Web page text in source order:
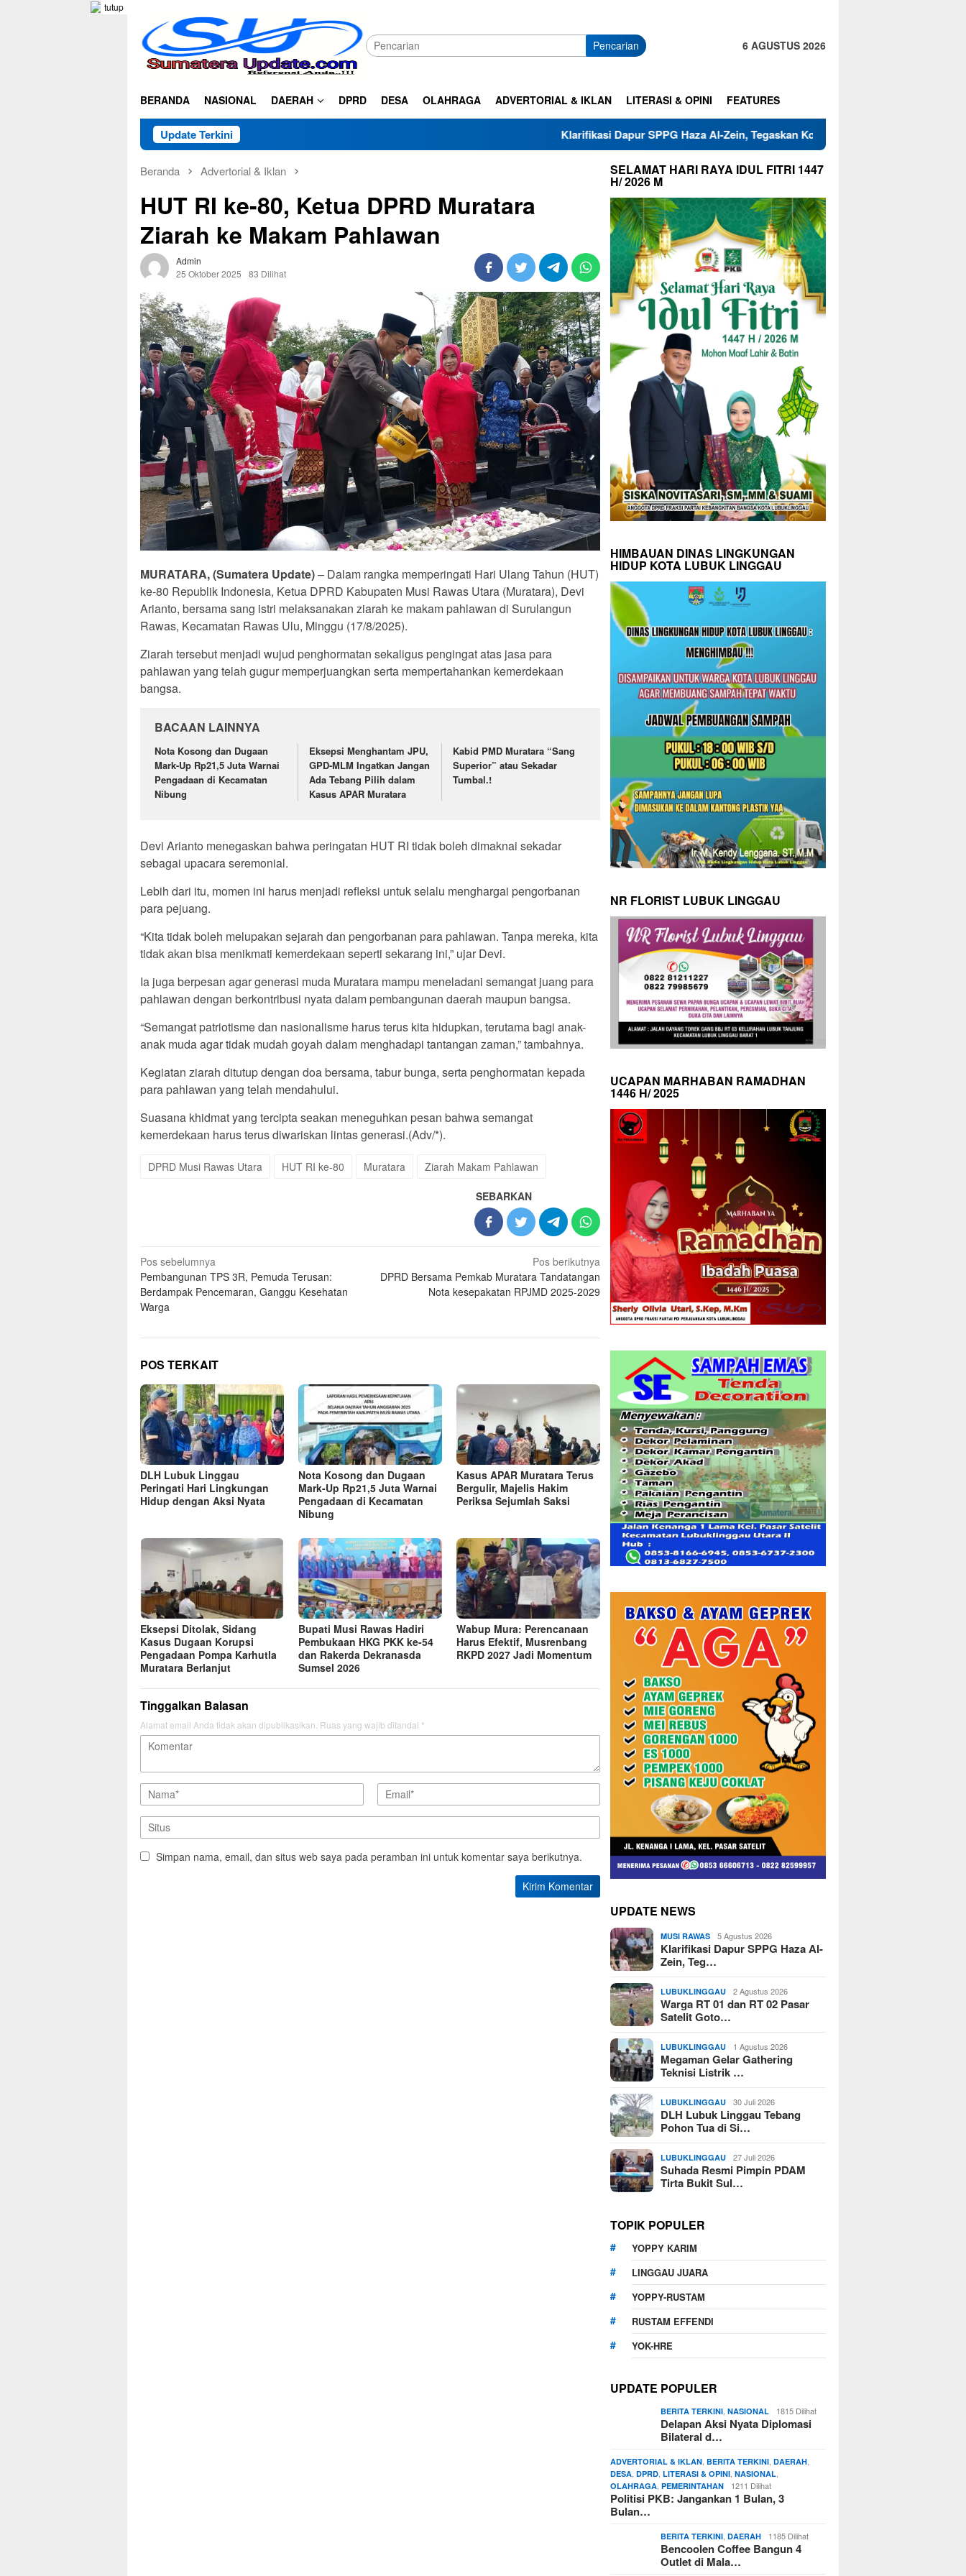
konten
tutup
Pencarian 6 AGUSTUS 2026
BERANDA NASIONAL DAERAH DPRD DESA OLAHRAGA ADVERTORIAL & IKLAN LITERASI & OPINI FEATURES
Update Terkini Klarifikasi Dapur SPPG Haza Al-Zein, Tegaskan Komitmen Jaga Mutu Makanan
Beranda Advertorial & Iklan
HUT RI ke-80, Ketua DPRD Muratara
Ziarah ke Makam Pahlawan
Admin
25 Oktober 2025
83 Dilihat
MURATARA, (Sumatera Update)– Dalam rangka memperingati Hari Ulang Tahun (HUT)
ke-80 Republik Indonesia, Ketua DPRD Kabupaten Musi Rawas Utara (Muratara), Devi
Arianto, bersama sang istri melaksanakan ziarah ke makam pahlawan di Surulangun
Rawas, Kecamatan Rawas Ulu, Minggu (17/8/2025).
Ziarah tersebut menjadi wujud penghormatan sekaligus pengingat atas jasa para
pahlawan yang telah gugur memperjuangkan serta mempertahankan kemerdekaan
bangsa.
BACAAN LAINNYA
Nota Kosong dan Dugaan
Mark-Up Rp21,5 Juta Warnai
Pengadaan di Kecamatan
Nibung
Eksepsi Menghantam JPU,
GPD-MLM Ingatkan Jangan
Ada Tebang Pilih dalam
Kasus APAR Muratara
Kabid PMD Muratara “Sang
Superior” atau Sekadar
Tumbal.!
Devi Arianto menegaskan bahwa peringatan HUT RI tidak boleh dimaknai sekadar
sebagai upacara seremonial.
Lebih dari itu, momen ini harus menjadi refleksi untuk selalu menghargai pengorbanan
para pejuang.
“Kita tidak boleh melupakan sejarah dan pengorbanan para pahlawan. Tanpa mereka, kita
tidak akan bisa menikmati kemerdekaan seperti sekarang ini,” ujar Devi.
Ia juga berpesan agar generasi muda Muratara mampu meneladani semangat juang para
pahlawan dengan berkontribusi nyata dalam pembangunan daerah maupun bangsa.
“Semangat patriotisme dan nasionalisme harus terus kita hidupkan, terutama bagi anak-
anak muda agar tidak mudah goyah dalam menghadapi tantangan zaman,” tambahnya.
Kegiatan ziarah ditutup dengan doa bersama, tabur bunga, serta penghormatan kepada
para pahlawan yang telah mendahului.
Suasana khidmat yang tercipta seakan meneguhkan pesan bahwa semangat
kemerdekaan harus terus diwariskan lintas generasi.(Adv/*).
DPRD Musi Rawas Utara HUT RI ke-80 Muratara Ziarah Makam Pahlawan
SEBARKAN
Navigasi
pos
Pos sebelumnya
Pembangunan TPS 3R, Pemuda Terusan:
Berdampak Pencemaran, Ganggu Kesehatan
Warga
Pos berikutnya
DPRD Bersama Pemkab Muratara Tandatangan
Nota kesepakatan RPJMD 2025-2029
POS TERKAIT
DLH Lubuk Linggau
Peringati Hari Lingkungan
Hidup dengan Aksi Nyata
Nota Kosong dan Dugaan
Mark-Up Rp21,5 Juta Warnai
Pengadaan di Kecamatan
Nibung
Kasus APAR Muratara Terus
Bergulir, Majelis Hakim
Periksa Sejumlah Saksi
Eksepsi Ditolak, Sidang
Kasus Dugaan Korupsi
Pengadaan Pompa Karhutla
Muratara Berlanjut
Bupati Musi Rawas Hadiri
Pembukaan HKG PKK ke-54
dan Rakerda Dekranasda
Sumsel 2026
Wabup Mura: Perencanaan
Harus Efektif, Musrenbang
RKPD 2027 Jadi Momentum
Tinggalkan Balasan
Alamat email Anda tidak akan dipublikasikan. Ruas yang wajib ditandai *
Simpan nama, email, dan situs web saya pada peramban ini untuk komentar saya berikutnya.
SELAMAT HARI RAYA IDUL FITRI 1447
H/ 2026 M
HIMBAUAN DINAS LINGKUNGAN
HIDUP KOTA LUBUK LINGGAU
NR FLORIST LUBUK LINGGAU
UCAPAN MARHABAN RAMADHAN
1446 H/ 2025
UPDATE NEWS
MUSI RAWAS 5 Agustus 2026
Klarifikasi Dapur SPPG Haza Al-
Zein, Teg…
LUBUKLINGGAU 2 Agustus 2026
Warga RT 01 dan RT 02 Pasar
Satelit Goto…
LUBUKLINGGAU 1 Agustus 2026
Megaman Gelar Gathering
Teknisi Listrik …
LUBUKLINGGAU 30 Juli 2026
DLH Lubuk Linggau Tebang
Pohon Tua di Si…
LUBUKLINGGAU 27 Juli 2026
Suhada Resmi Pimpin PDAM
Tirta Bukit Sul…
TOPIK POPULER
YOPPY KARIM
LINGGAU JUARA
YOPPY-RUSTAM
RUSTAM EFFENDI
YOK-HRE
UPDATE POPULER
BERITA TERKINI,NASIONAL 1815 Dilihat
Delapan Aksi Nyata Diplomasi
Bilateral d…
ADVERTORIAL & IKLAN,BERITA TERKINI,DAERAH,
DESA,DPRD,LITERASI & OPINI,NASIONAL,
OLAHRAGA,PEMERINTAHAN 1211 Dilihat
Politisi PKB: Jangankan 1 Bulan, 3
Bulan…
BERITA TERKINI,DAERAH 1185 Dilihat
Bencoolen Coffee Bangun 4
Outlet di Mala…